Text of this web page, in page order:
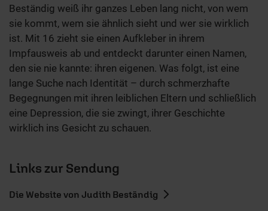
Beständig weiß ihr ganzes Leben lang nicht, von wem
sie kommt, wem sie ähnlich sieht und wer sie wirklich
ist. Mit 16 zieht sie einen Aufkleber in ihrem
Impfausweis ab und entdeckt darunter einen Namen,
den sie nie kannte: ihren eigenen. Was folgt, ist eine
lange Suche nach Identität – durch schmerzhafte
Begegnungen mit ihren leiblichen Eltern und schließlich
eine Depression, die sie zwingt, ihrer Geschichte
wirklich ins Gesicht zu schauen.
Links zur Sendung
Die Website von Judith Beständig